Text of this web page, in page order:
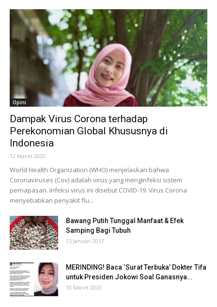
Opini
Dampak Virus Corona terhadap
Perekonomian Global Khususnya di
Indonesia
12 Maret 2020
World Health Organization (WHO) menjelaskan bahwa
Coronaviruses (Cov) adalah virus yang menginfeksi sistem
pernapasan. Infeksi virus ini disebut COVID-19. Virus Corona
menyebabkan penyakit flu...
Bawang Putih Tunggal Manfaat & Efek
Samping Bagi Tubuh
15 Januari 2017
MERINDING! Baca ‘Surat Terbuka’ Dokter Tifa
untuk Presiden Jokowi Soal Ganasnya...
18 Maret 2020